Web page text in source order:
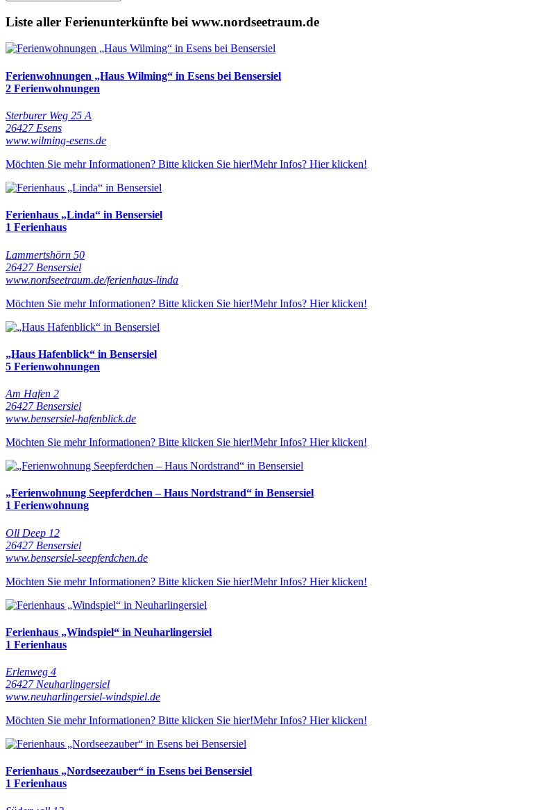
Liste aller Ferienunterkünfte bei www.nordseetraum.de
Ferienwohnungen „Haus Wilming“ in Esens bei Bensersiel
2 Ferienwohnungen
Sterburer Weg 25 A
26427 Esens
www.wilming-esens.de
Möchten Sie mehr Informationen? Bitte klicken Sie hier!Mehr Infos? Hier klicken!
Ferienhaus „Linda“ in Bensersiel
1 Ferienhaus
Lammertshörn 50
26427 Bensersiel
www.nordseetraum.de/ferienhaus-linda
Möchten Sie mehr Informationen? Bitte klicken Sie hier!Mehr Infos? Hier klicken!
„Haus Hafenblick“ in Bensersiel
5 Ferienwohnungen
Am Hafen 2
26427 Bensersiel
www.bensersiel-hafenblick.de
Möchten Sie mehr Informationen? Bitte klicken Sie hier!Mehr Infos? Hier klicken!
„Ferienwohnung Seepferdchen – Haus Nordstrand“ in Bensersiel
1 Ferienwohnung
Oll Deep 12
26427 Bensersiel
www.bensersiel-seepferdchen.de
Möchten Sie mehr Informationen? Bitte klicken Sie hier!Mehr Infos? Hier klicken!
Ferienhaus „Windspiel“ in Neuharlingersiel
1 Ferienhaus
Erlenweg 4
26427 Neuharlingersiel
www.neuharlingersiel-windspiel.de
Möchten Sie mehr Informationen? Bitte klicken Sie hier!Mehr Infos? Hier klicken!
Ferienhaus „Nordseezauber“ in Esens bei Bensersiel
1 Ferienhaus